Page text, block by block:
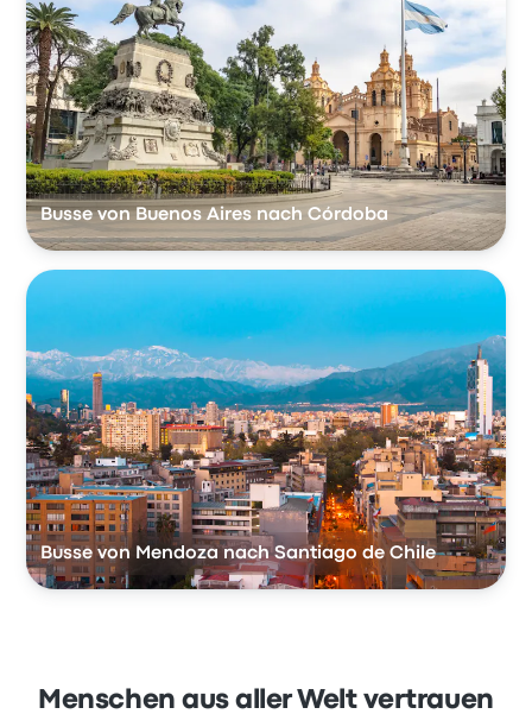
Busse von Buenos Aires nach Córdoba
Busse von Mendoza nach Santiago de Chile
Menschen aus aller Welt vertrauen